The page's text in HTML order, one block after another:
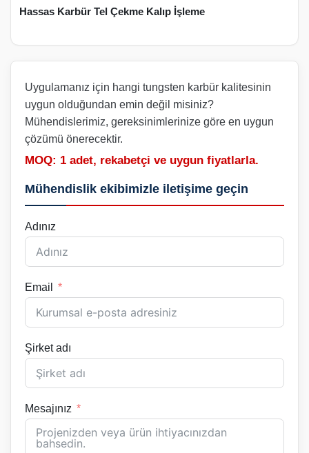
Hassas Karbür Tel Çekme Kalıp İşleme
Uygulamanız için hangi tungsten karbür kalitesinin
uygun olduğundan emin değil misiniz?
Mühendislerimiz, gereksinimlerinize göre en uygun
çözümü önerecektir.
MOQ: 1 adet, rekabetçi ve uygun fiyatlarla.
Mühendislik ekibimizle iletişime geçin
Adınız
Email
Şirket adı
Mesajınız